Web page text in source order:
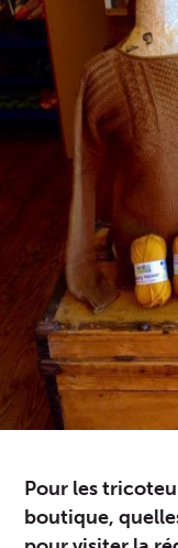
Pour les
boutique,